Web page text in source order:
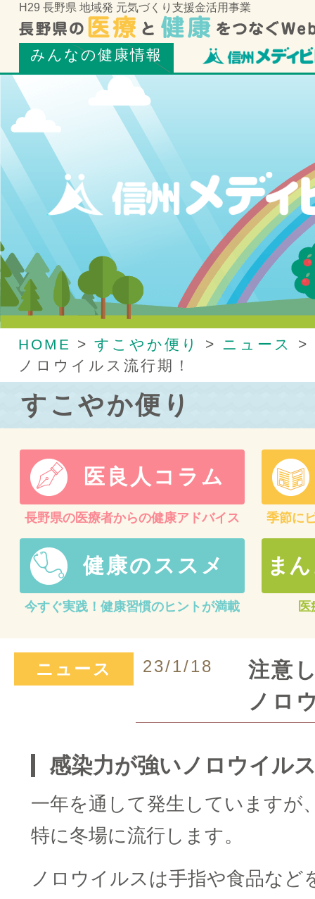
H29 長野県 地域発 元気づくり支援金活用事業
みんなの健康情報
HOME > すこやか便り > ニュース
>
ノロウイルス流行期！
すこやか便り
医良人コラム
長野県の医療者からの健康アドバイス 季節に
健康のススメ
今すぐ実践！健康習慣のヒントが満載
ま
ニュース 23/1/18
注意
ノロ
感染力が強いノロウイル
一年を通して発生していますが
特に冬場に流行します。
ノロウイルスは手指や食品など